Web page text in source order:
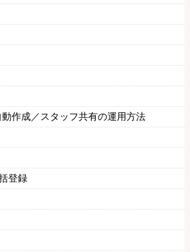
作成／スタッフ共有の運用方法
登録